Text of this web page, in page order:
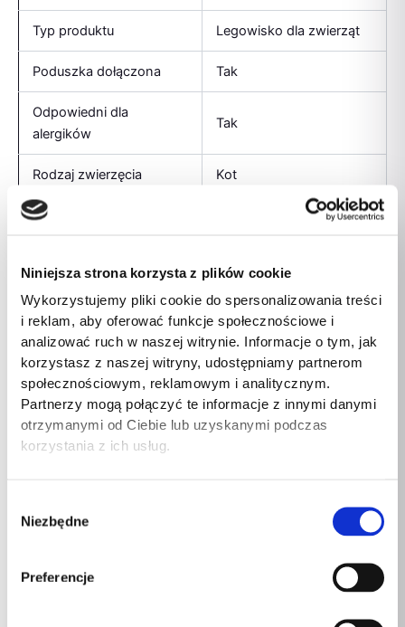
Niniejsza strona korzysta z plików cookie
Wykorzystujemy pliki cookie do spersonalizowania treści
i reklam, aby oferować funkcje społecznościowe i
analizować ruch w naszej witrynie. Informacje o tym, jak
korzystasz z naszej witryny, udostępniamy partnerom
społecznościowym, reklamowym i analitycznym.
Partnerzy mogą połączyć te informacje z innymi danymi
otrzymanymi od Ciebie lub uzyskanymi podczas
korzystania z ich usług.
zgody
Niezbędne
Preferencje
Typ produktu Legowisko dla zwierząt
Poduszka dołączona Tak
Odpowiedni dla
alergików
Tak
Rodzaj zwierzęcia Kot
Certyfikaty
Głębokość produktu 450 mm
Szerokość produktu 400 mm
Waga produktu 3,5 kg
Ilość 1
Długość